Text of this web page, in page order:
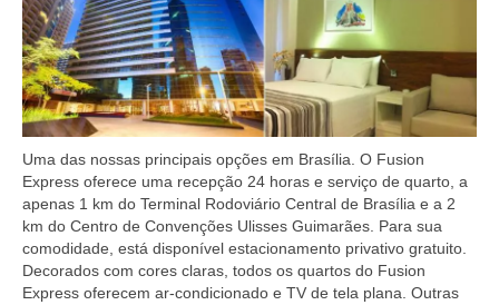
Uma das nossas principais opções em Brasília. O Fusion
Express oferece uma recepção 24 horas e serviço de quarto, a
apenas 1 km do Terminal Rodoviário Central de Brasília e a 2
km do Centro de Convenções Ulisses Guimarães. Para sua
comodidade, está disponível estacionamento privativo gratuito.
Decorados com cores claras, todos os quartos do Fusion
Express oferecem ar-condicionado e TV de tela plana. Outras